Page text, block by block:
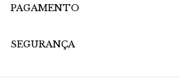
PAGAMENTO
SEGURANÇA